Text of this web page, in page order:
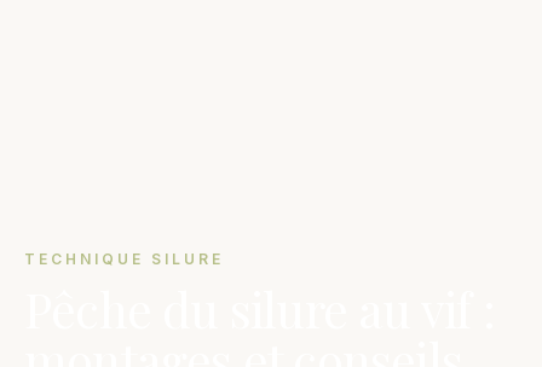
TECHNIQUE SILURE